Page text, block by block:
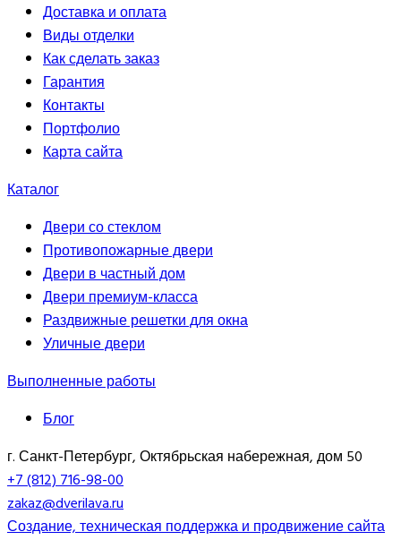
Доставка и оплата
Виды отделки
Как сделать заказ
Гарантия
Контакты
Портфолио
Карта сайта
Каталог
Двери со стеклом
Противопожарные двери
Двери в частный дом
Двери премиум-класса
Раздвижные решетки для окна
Уличные двери
Выполненные работы
Блог
г. Санкт-Петербург, Октябрьская набережная, дом 50
+7 (812) 716-98-00
zakaz@dverilava.ru
Создание, техническая поддержка и продвижение сайта